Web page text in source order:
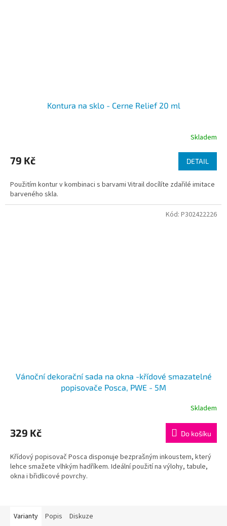
Kontura na sklo - Cerne Relief 20 ml
Skladem
79 Kč DETAIL
Použitím kontur v kombinaci s barvami Vitrail docílíte zdařilé imitace
barveného skla.
Vánoční dekorační sada na okna -křídové smazatelné
popisovače Posca, PWE - 5M
Skladem
329 Kč Do košíku
Křídový popisovač Posca disponuje bezprašným inkoustem, který
lehce smažete vlhkým hadříkem. Ideální použití na výlohy, tabule,
okna i břidlicové povrchy.
Kód: P302422226
Varianty Popis Diskuze